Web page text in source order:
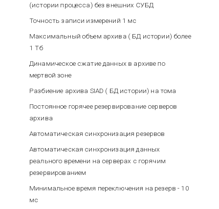
(истории процесса) без внешних СУБД
Точность записи измерений 1 мс
Максимальный объем архива ( БД истории) более
1 Тб
Динамическое сжатие данных в архиве по
мертвой зоне
Разбиение архива SIAD ( БД истории) на тома
Постоянное горячее резервирование серверов
архива
Автоматическая синхронизация резервов
Автоматическая синхронизация данных
реального времени на серверах с горячим
резервированием
Минимальное время переключения на резерв - 10
мс